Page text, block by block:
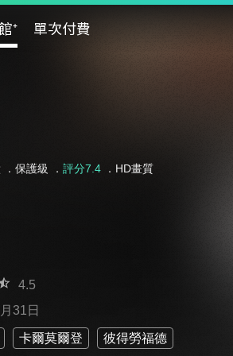
⁺ 單次付費
保護級 ． 評分7.4．HD畫質
4.5
31日
卡爾莫爾登 彼得勞福德